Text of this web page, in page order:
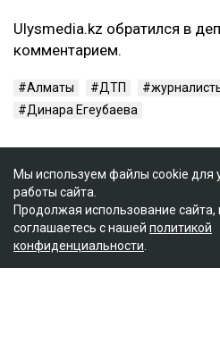
Ulysmedia.kz обратился в
комментарием.
Алматы ДТП
Динара Егеубаева
Мы используем файлы cookie для
работы сайта.
Продолжая использование сайта,
соглашаетесь с нашей политикой
конфиденциальности